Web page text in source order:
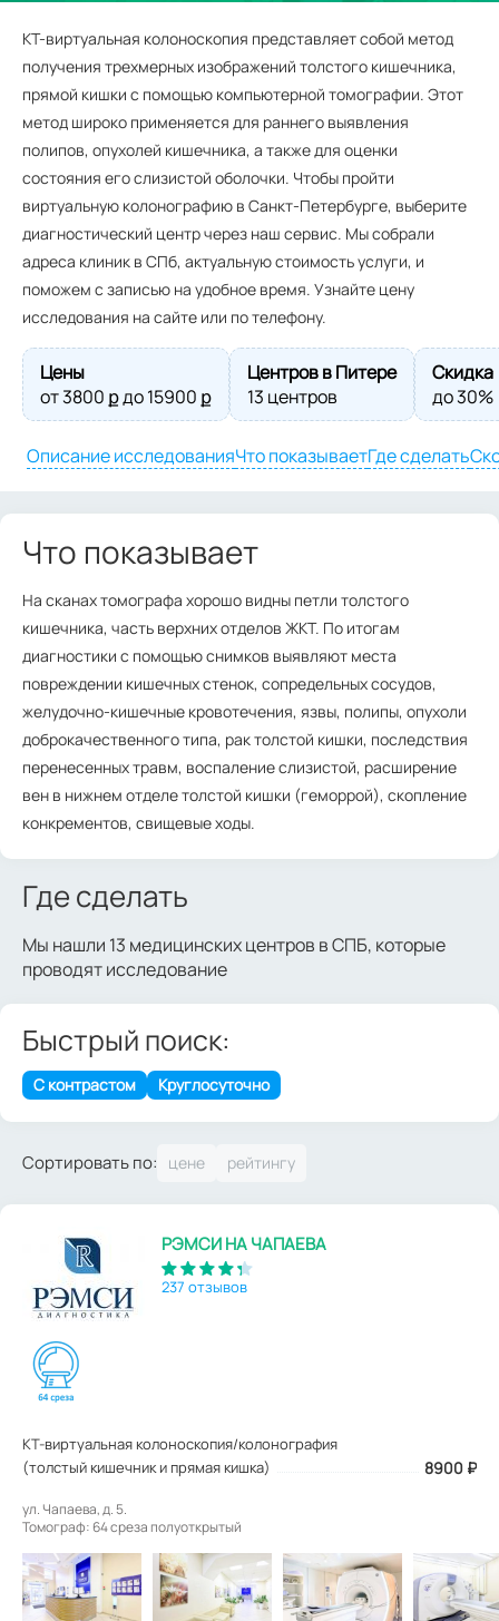
КТ-виртуальная колоноскопия представляет собой метод
получения трехмерных изображений толстого кишечника,
прямой кишки с помощью компьютерной томографии. Этот
метод широко применяется для раннего выявления
полипов, опухолей кишечника, а также для оценки
состояния его слизистой оболочки. Чтобы пройти
виртуальную колонографию в Санкт-Петербурге, выберите
диагностический центр через наш сервис. Мы собрали
адреса клиник в СПб, актуальную стоимость услуги, и
поможем с записью на удобное время. Узнайте цену
исследования на сайте или по телефону.
Цены
от3800 ք до15900 ք
Центров в Питере
13 центров
Скидка
до 30%
Описание исследованияЧто показываетГде сделать
Что показывает
На сканах томографа хорошо видны петли толстого
кишечника, часть верхних отделов ЖКТ. По итогам
диагностики с помощью снимков выявляют места
повреждении кишечных стенок, сопредельных сосудов,
желудочно-кишечные кровотечения, язвы, полипы, опухоли
доброкачественного типа, рак толстой кишки, последствия
перенесенных травм, воспаление слизистой, расширение
вен в нижнем отделе толстой кишки (геморрой), скопление
конкрементов, свищевые ходы.
Где сделать
Мы нашли 13 медицинских центров в СПБ, которые
проводят исследование
Быстрый поиск:
С контрастом Круглосуточно
Сортировать по:
РЭМСИ НА ЧАПАЕВА
237 отзывов
КТ-виртуальная колоноскопия/колонография
(толстый кишечник и прямая кишка)
8900 ₽
ул. Чапаева, д. 5.
Томограф: 64 среза полуоткрытый